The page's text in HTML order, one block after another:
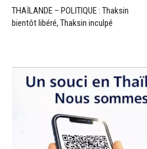
THAÏLANDE – POLITIQUE : Thaksin
bientôt libéré, Thaksin inculpé